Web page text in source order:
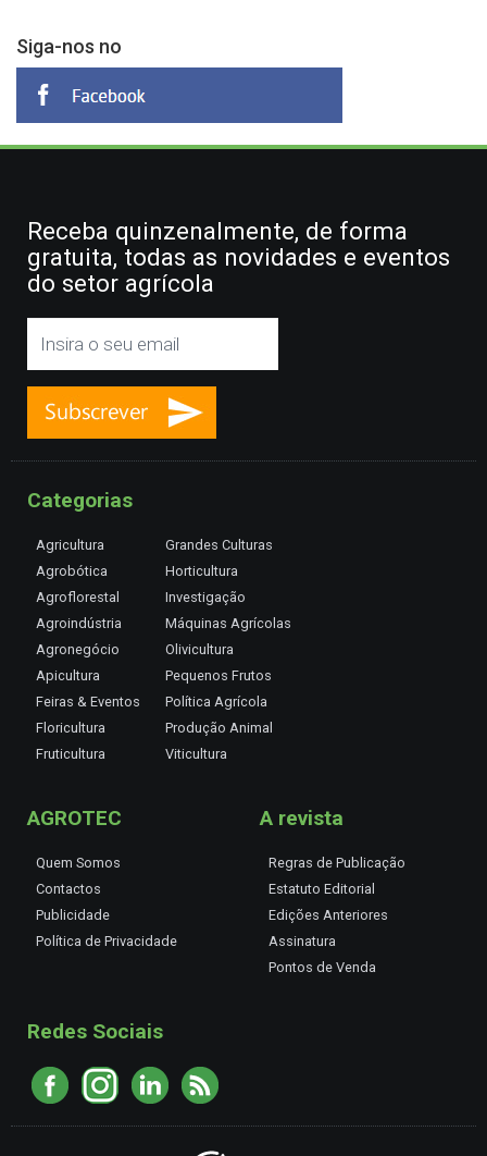
Siga-nos no
Receba quinzenalmente, de forma
gratuita, todas as novidades e eventos
do setor agrícola
Categorias
Agricultura
Agrobótica
Agroflorestal
Agroindústria
Agronegócio
Apicultura
Feiras & Eventos
Floricultura
Fruticultura
Grandes Culturas
Horticultura
Investigação
Máquinas Agrícolas
Olivicultura
Pequenos Frutos
Política Agrícola
Produção Animal
Viticultura
AGROTEC
Quem Somos
Contactos
Publicidade
Política de Privacidade
A revista
Regras de Publicação
Estatuto Editorial
Edições Anteriores
Assinatura
Pontos de Venda
Redes Sociais